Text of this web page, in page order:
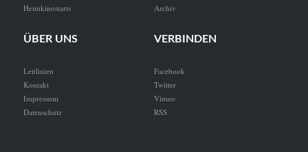
Heimkinostarts
Archiv
ÜBER UNS
Leitlinien
Kontakt
Impressum
Datenschutz
VERBINDEN
Facebook
Twitter
Vimeo
RSS